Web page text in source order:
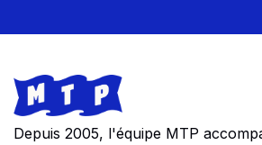
Footer
Store information
Depuis 2005, l'équipe MTP